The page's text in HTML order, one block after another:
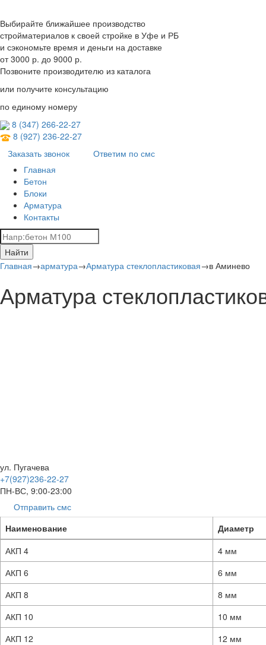
Выбирайте ближайшее производство
стройматериалов к своей стройке в Уфе и РБ
и сэкономьте время и деньги на доставке
от3000 р. до 9000 р.
Позвоните производителю из каталога
или получите консультацию
по единому номеру
8 (347) 266‑22‑27
8 (927) 236‑22‑27
Заказать звонок
Ответим по смс
Главная
Бетон
Блоки
Арматура
Контакты
Найти
Главная→арматура→Арматура стеклопластиковая→в Аминево
Арматура
ул. Пугачева
+7(927)236-22-27
ПН-ВС, 9:00-23:00
Отправить смс
Наименование
Диаметр
АКП 4
4 мм
АКП 6
6 мм
АКП 8
8 мм
АКП 10
10 мм
АКП 12
12 мм